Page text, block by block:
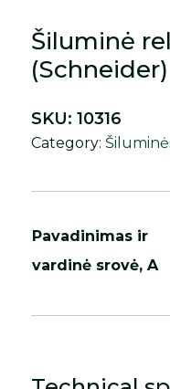
Šiluminė
(Schneider)
Pavadinimas ir
vardinė srovė, A
SKU:10316
Category: